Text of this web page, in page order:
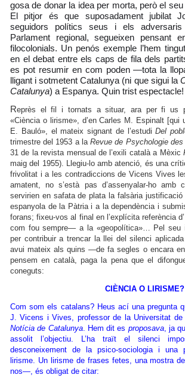
gosa de donar la idea per morta, però el
El pitjor és que suposadament jubilat
seguidors polítics seus i els
Parlament regional, segueixen pensant
filocolonials. Un penós exemple l’hem
en el debat entre els caps de fila dels
es pot resumir en com poden—tota la
lligant i sotmetent Catalunya (ni que sigui la
Catalunya) a Espanya. Quin trist espectacle!
Reprès el fil i tornats a situar, ara per fi us
«Ciència o lirisme», d’en Carles M. Espinalt [qui
E. Bauló», el mateix signant de l’estudiDel
trimestre del 1953 a laRevue de Psychologie
31 de la revista mensual de l’exili català a Mèxic
maig del 1955). Llegiu-lo amb atenció, és una
frivolitat i a les contradiccions de Vicens Vives
amatent, no s’està pas d’assenyalar-ho
servirien en safata de plata la falsària justificació
espanyola de la Pàtria i a la dependència i
forans; fixeu-vos al final en l’explícita referència
com fou sempre— a la «geopolítica»… Pel seu
per contribuir a trencar la llei del silenci
avui mateix als quins —de fa segles o encara
pensem en català, paga la pena que el
coneguts:
CIÈNCIA O LIRISME?
Com som els catalans? Heus ací una pregunta
J. Vicens i Vives, professor de la Universitat
Notícia de Catalunya. Hem dit es proposava, ja
assolit l’objectiu. L’ha traït el silenci
desconeixement de la psico-sociologia i una
lirisme. Un lirisme de frases fetes, una mostra
nos—, és obligat de citar: